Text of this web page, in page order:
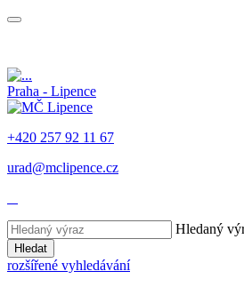
Praha - Lipence
+420 257 92 11 67
urad@mclipence.cz
Hledaný
Hledat
rozšířené vyhledávání